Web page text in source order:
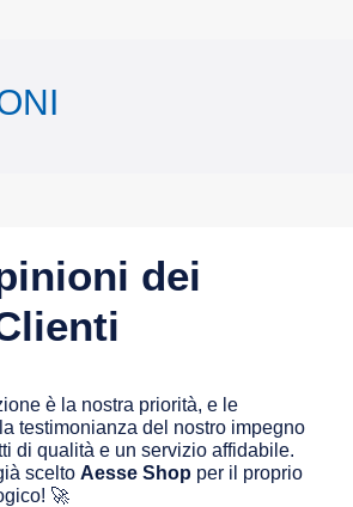
dei
è la nostra priorità, e le
testimonianza del nostro impegno
di qualità e un servizio affidabile.
scelto Aesse Shop per il proprio
🚀